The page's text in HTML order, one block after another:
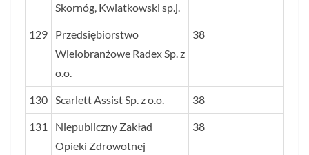
Skornóg, Kwiatkowski sp.j.
129
Przedsiębiorstwo
Wielobranżowe Radex Sp. z
o.o.
38
130 Scarlett Assist Sp. z o.o. 38
131
Niepubliczny Zakład
Opieki Zdrowotnej
38